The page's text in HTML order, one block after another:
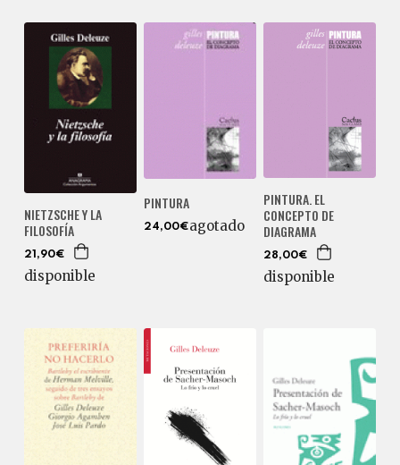
NIETZSCHE Y LA
FILOSOFÍA
21,90€
disponible
PINTURA
24,00€agotado
PINTURA. EL
CONCEPTO DE
DIAGRAMA
28,00€
disponible